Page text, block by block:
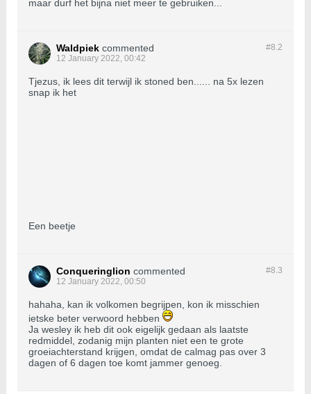
maar durf het bijna niet meer te gebruiken...
#8.2
Waldpiek commented
12 January 2022, 00:42
Tjezus, ik lees dit terwijl ik stoned ben...... na 5x lezen
snap ik het
Een beetje
#8.3
Conqueringlion commented
12 January 2022, 00:50
hahaha, kan ik volkomen begrijpen, kon ik misschien
ietske beter verwoord hebben
Ja wesley ik heb dit ook eigelijk gedaan als laatste
redmiddel, zodanig mijn planten niet een te grote
groeiachterstand krijgen, omdat de calmag pas over 3
dagen of 6 dagen toe komt jammer genoeg.